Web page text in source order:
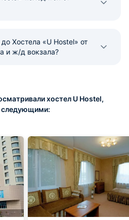
Хостела «U Hostel» от
и ж/д вокзала?
хостел U Hostel,
следующими: